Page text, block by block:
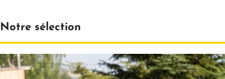
Notre sélection